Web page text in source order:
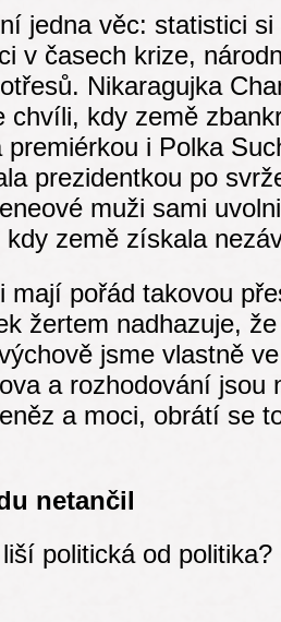
jedna věc: statistici
v časech krize,
Nikaragujka
chvíli, kdy země
premiérkou i Polka
prezidentkou po
muži sami
země získala
mají pořád takovou
žertem nadhazuje,
jsme vlastně
a rozhodování jsou
a moci, obrátí se
netančil
politická od